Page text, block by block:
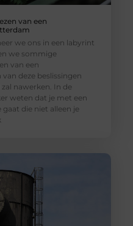
van een
we ons in een labyrint
we sommige
van een
deze beslissingen
nawerken. In de
weten dat je met een
die niet alleen je